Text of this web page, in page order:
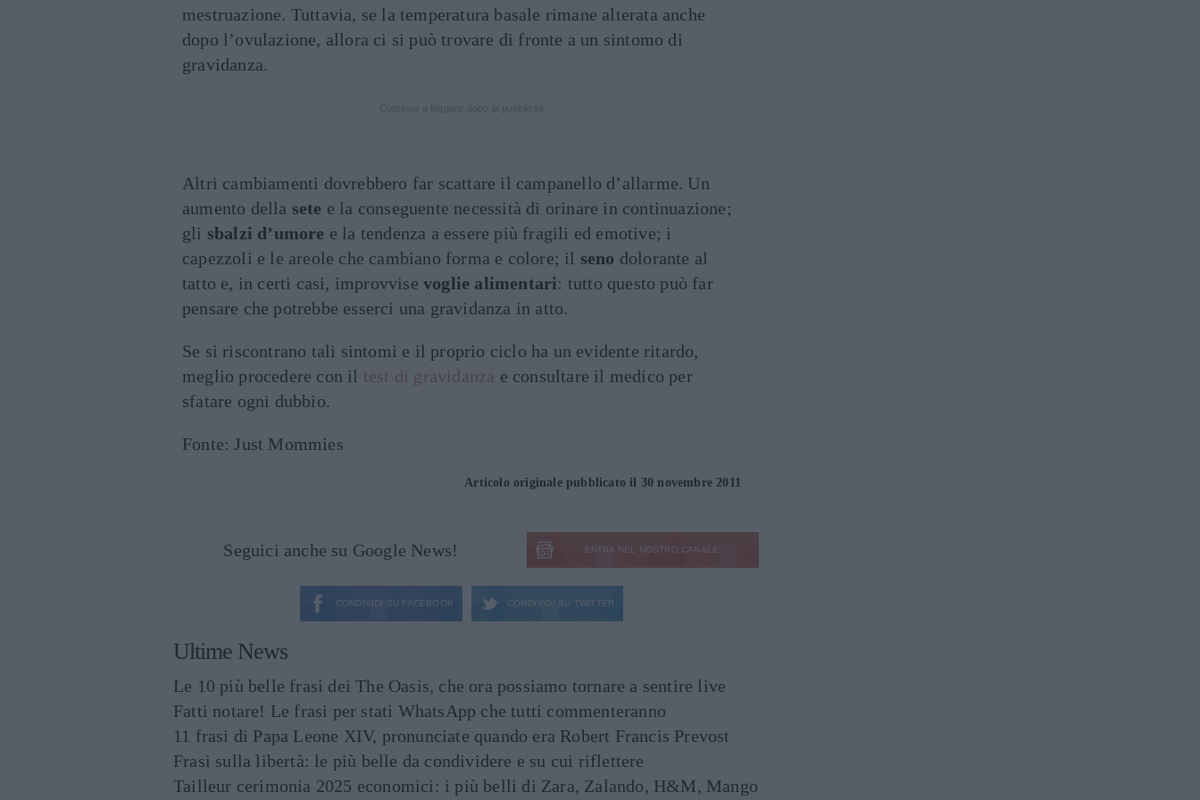
mestruazione. Tuttavia, se la temperatura basale rimane alterata anche
dopo l’ovulazione, allora ci si può trovare di fronte a un sintomo di
gravidanza.
Altri cambiamenti dovrebbero far scattare il campanello d’allarme. Un
aumento della sete e la conseguente necessità di orinare in continuazione;
gli sbalzi d’umore e la tendenza a essere più fragili ed emotive; i
capezzoli e le areole che cambiano forma e colore; il seno dolorante al
tatto e, in certi casi, improvvise voglie alimentari: tutto questo può far
pensare che potrebbe esserci una gravidanza in atto.
Se si riscontrano tali sintomi e il proprio ciclo ha un evidente ritardo,
meglio procedere con il test di gravidanza e consultare il medico per
sfatare ogni dubbio.
Fonte: Just Mommies
Articolo originale pubblicato il 30 novembre 2011
Seguici anche su Google News! ENTRA NEL NOSTRO CANALE
CONDIVIDI SU FACEBOOK CONDIVIDI SU TWITTER
Ultime News
Le 10 più belle frasi dei The Oasis, che ora possiamo tornare a sentire live
Fatti notare! Le frasi per stati WhatsApp che tutti commenteranno
11 frasi di Papa Leone XIV, pronunciate quando era Robert Francis Prevost
Frasi sulla libertà: le più belle da condividere e su cui riflettere
Tailleur cerimonia 2025 economici: i più belli di Zara, Zalando, H&M, Mango